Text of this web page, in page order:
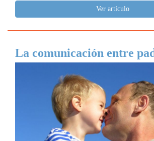
Ver artículo
La comunicación entre